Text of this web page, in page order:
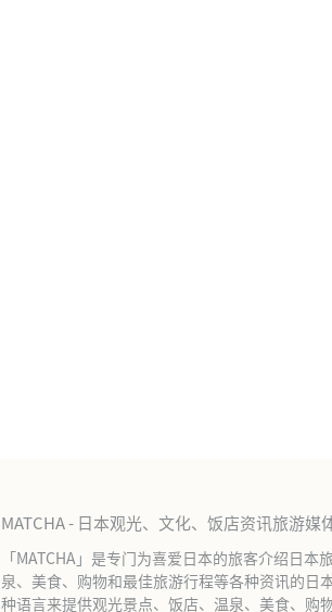
MATCHA - 日本观光、文化、饭店资讯旅游媒
「MATCHA」是专门为喜爱日本的旅客介绍日本
泉、美食、购物和最佳旅游行程等各种资讯的日
种语言来提供观光景点、饭店、温泉、美食、购